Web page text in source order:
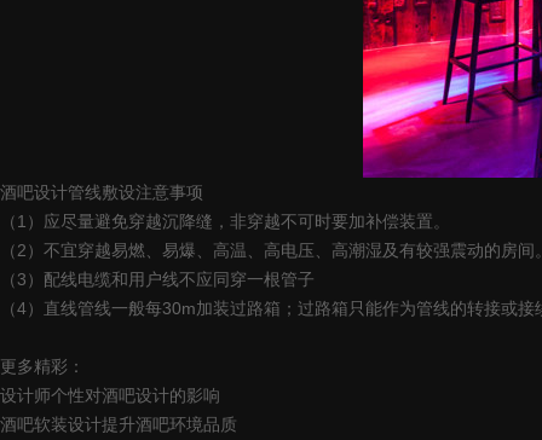
酒吧设计管线敷设注意事项
（1）应尽量避免穿越沉降缝，非穿越不可时要加补偿装置。
（2）不宜穿越易燃、易爆、高温、高电压、高潮湿及有较强震动的房间
（3）配线电缆和用户线不应同穿一根管子
（4）直线管线一般每30m加装过路箱；过路箱只能作为管线的转接或
更多精彩：
设计师个性对酒吧设计的影响
酒吧软装设计提升酒吧环境品质